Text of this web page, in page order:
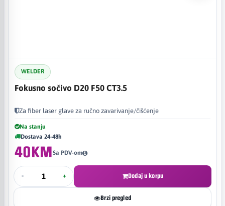
WELDER
Fokusno sočivo D20 F50 CT3.5
Za fiber laser glave za ručno zavarivanje/čišćenje
Na stanju
Dostava 24-48h
40KMSa PDV-om
- + Dodaj u korpu
Brzi pregled